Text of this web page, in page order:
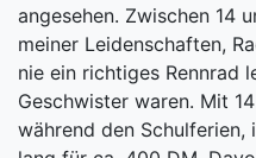
angesehen. Zwischen 14
meiner Leidenschaften,
nie ein richtiges Rennrad
Geschwister waren. Mit
während den Schulferien,